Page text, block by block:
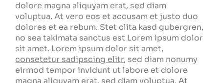
dolore magna aliquyam erat, sed diam
voluptua. At vero eos et accusam et justo duo
dolores et ea rebum. Stet clita kasd gubergren,
no sea takimata sanctus est Lorem ipsum dolor
sit amet. Lorem ipsum dolor sit amet,
consetetur sadipscing elitr, sed diam nonumy
eirmod tempor invidunt ut labore et dolore
magna aliquyam erat, sed diam voluptua. At